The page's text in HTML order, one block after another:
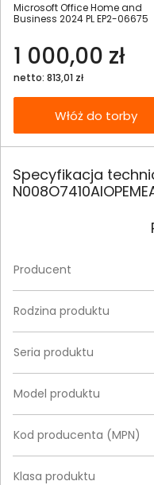
Microsoft Office Home and
Business 2024 PL EP2-06675
1 000,00 zł
netto: 813,01 zł
Włóż do torby
Specyfikacja
Producent
Rodzina produktu
Seria produktu
Model produktu
Kod producenta (MPN)
Klasa produktu